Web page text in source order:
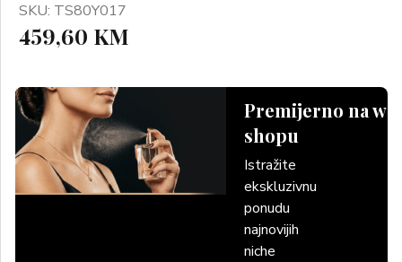
SKU: TS80Y017
459,60 KM
Premijerno na
shopu
Istražite
ekskluzivnu
ponudu
najnovijih
niche